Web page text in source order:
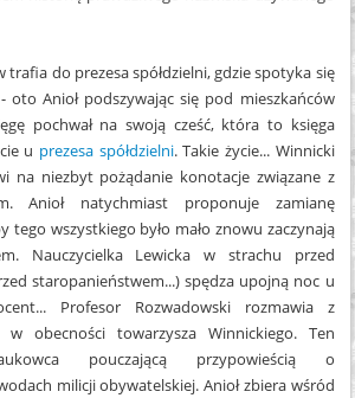
trafia do prezesa spółdzielni, gdzie spotyka się
oto Anioł podszywając się pod mieszkańców
pochwał na swoją cześć, która to księga
u prezesa spółdzielni. Takie życie... Winnicki
na niezbyt pożądanie konotacje związane z
Anioł natychmiast proponuje zamianę
tego wszystkiego było mało znowu zaczynają
Nauczycielka Lewicka w strachu przed
staropanieństwem...) spędza upojną noc u
Profesor Rozwadowski rozmawia z
w obecności towarzysza Winnickiego. Ten
pouczającą przypowieścią o
milicji obywatelskiej. Anioł zbiera wśród